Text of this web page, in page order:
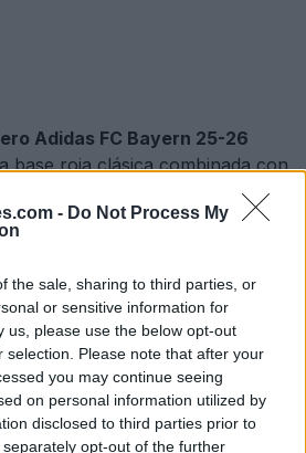
- Do Not Process My
the sale, sharing to third parties, or
or sensitive information for
us, please use the below opt-out
selection. Please note that after your
you may continue seeing
on personal information utilized by
disclosed to third parties prior to
opt-out of the further
Adidas FC Bayern 25-26
base roja clásica combinada con
Es un estilo que
2 de Ago de 2025
de portero del